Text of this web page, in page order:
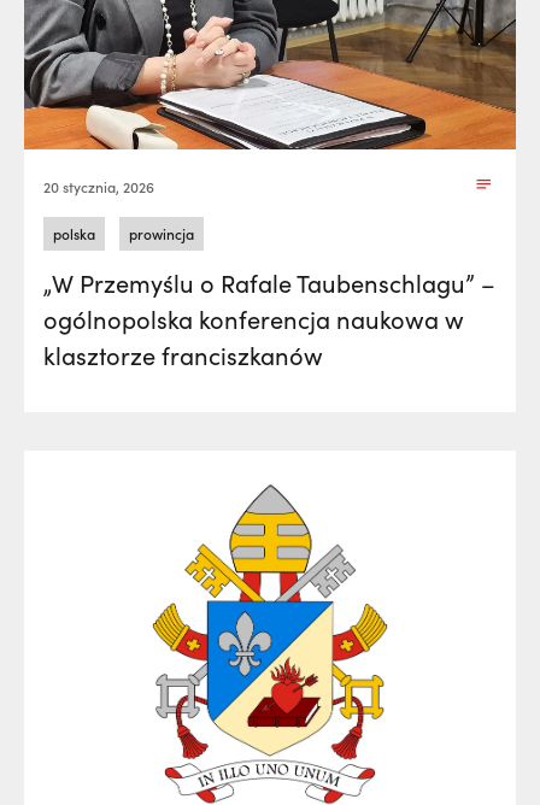
20 stycznia, 2026
polska prowincja
„W Przemyślu o Rafale Taubenschlagu” –
ogólnopolska konferencja naukowa w
klasztorze franciszkanów